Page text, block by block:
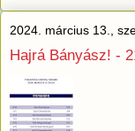
2024. március 13.,
Hajrá Bányász! -